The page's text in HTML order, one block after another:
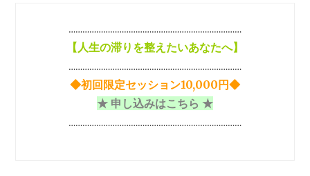
…………………………………………………………………
【人生の滞りを整えたいあなたへ】
…………………………………………………………………
◆初回限定セッション10,000円◆
★ 申し込みはこちら ★
…………………………………………………………………